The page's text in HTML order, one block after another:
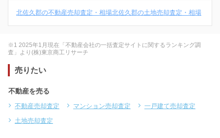
北佐久郡の不動産売却査定・相場北佐久郡の土地売却査定・相場
※1 2025年1月現在「不動産会社の一括査定サイトに関するランキング調
査」より(株)東京商工リサーチ
売りたい
不動産を売る
不動産売却査定 マンション売却査定
一戸建て売却査定
土地売却査定